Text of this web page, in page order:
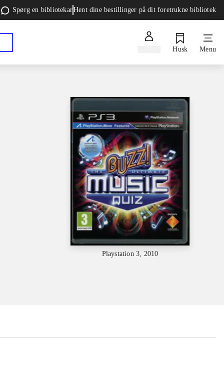
Spørg en bibliotekarHent dine bestillinger på dit foretrukne bibliotek
Husk Menu
Playstation 3, 2010